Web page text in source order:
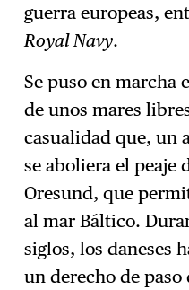
guerra europeas,
Royal Navy.
Se puso en marcha
de unos mares
casualidad que, un
se aboliera el peaje
Oresund, que
al mar Báltico.
siglos, los daneses
un derecho de paso